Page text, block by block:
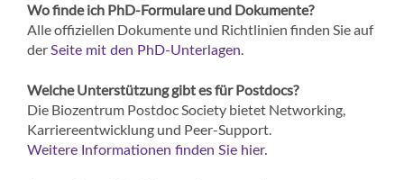
Wo finde ich PhD-Formulare und Dokumente?
Alle offiziellen Dokumente und Richtlinien finden Sie auf
derSeite mit den PhD-Unterlagen.
Welche Unterstützung gibt es für Postdocs?
Die Biozentrum Postdoc Society bietet Networking,
Karriereentwicklung und Peer-Support.
Weitere Informationen finden Sie hier.